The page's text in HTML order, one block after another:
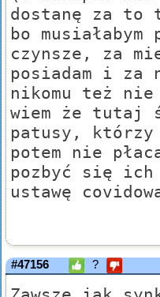
dostanę za to
bo musiałabym
czynsze, za
posiadam i za
nikomu też nie
wiem że tutaj
patusy, którzy
potem nie
pozbyć się
ustawę
#47156 ?